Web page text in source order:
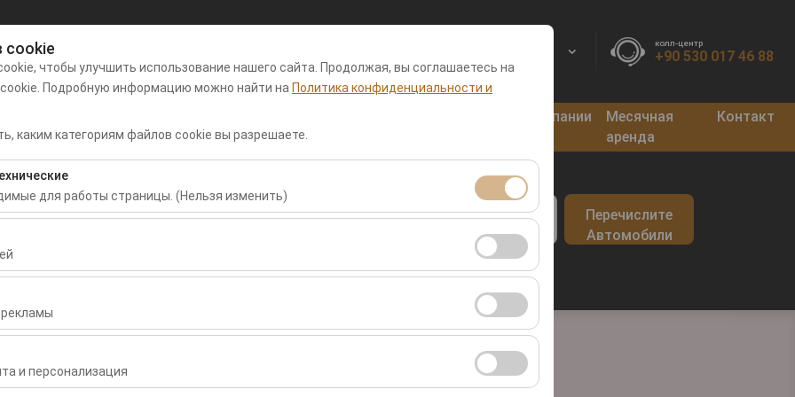
cookie
чтобы улучшить использование нашего сайта. Продолжая, вы соглашаетесь на
Подробную информацию можно найти на Политика конфиденциальности и
каким категориям файлов cookie вы разрешаете.
для работы страницы. (Нельзя изменить)
для корректной работы сайта, безопасности, управления сеансами и
отключить.
нам анализировать, как используется наш сайт (количество посетителей,
поведение пользователей). Эти данные используются для оценки
и постоянного улучшения пользовательского опыта.
показывать вам персонализированную рекламу в соответствии с вашими
эффективность наших рекламных кампаний (показы, коэффициент
и персонализация
колл-центр
+90 530 017 46 88
автомобили
Кампании
Месячная
аренда
Контакт
Дата и время пуска
09:00 09:00
Перечислите
Автомобили
значение при аренде автомобиля